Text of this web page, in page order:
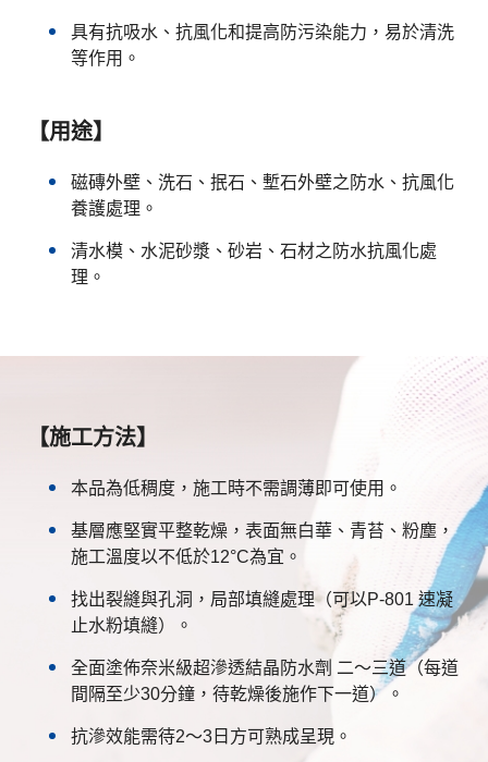
具有抗吸水、抗風化和提高防污染能力，易於清洗
等作用。
【用途】
磁磚外壁、洗石、抿石、塹石外壁之防水、抗風化
養護處理。
清水模、水泥砂漿、砂岩、石材之防水抗風化處
理。
【施工方法】
本品為低稠度，施工時不需調薄即可使用。
基層應堅實平整乾燥，表面無白華、青苔、粉塵，
施工溫度以不低於12°C為宜。
找出裂縫與孔洞，局部填縫處理（可以P-801 速凝
止水粉填縫）。
全面塗佈奈米級超滲透結晶防水劑 二～三道（每道
間隔至少30分鐘，待乾燥後施作下一道）。
抗滲效能需待2～3日方可熟成呈現。